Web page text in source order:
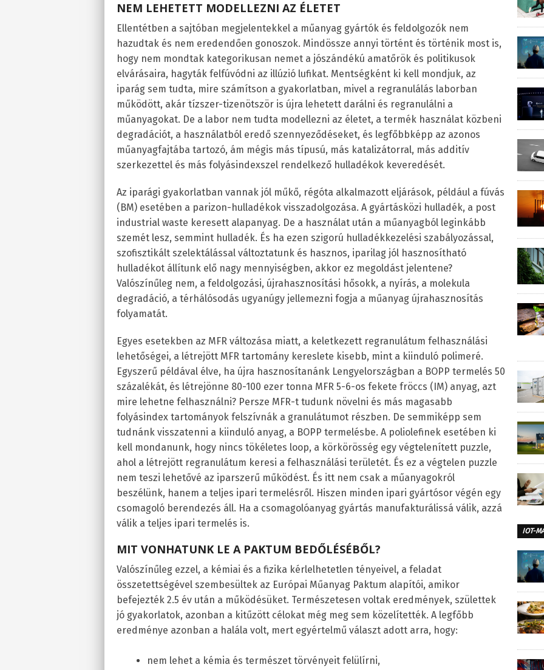
NEM LEHETETT MODELLEZNI AZ ÉLETET
Ellentétben a sajtóban megjelentekkel a műanyag gyártók és feldolgozók nem
hazudtak és nem eredendően gonoszok. Mindössze annyi történt és történik most is,
hogy nem mondtak kategorikusan nemet a jószándékú amatőrök és politikusok
elvárásaira, hagyták felfúvódni az illúzió lufikat. Mentségként ki kell mondjuk, az
iparág sem tudta, mire számítson a gyakorlatban, mivel a regranulálás laborban
működött, akár tízszer-tizenötször is újra lehetett darálni és regranulálni a
műanyagokat. De a labor nem tudta modellezni az életet, a termék használat közbeni
degradációt, a használatból eredő szennyeződéseket, és legfőbbképp az azonos
műanyagfajtába tartozó, ám mégis más típusú, más katalizátorral, más additív
szerkezettel és más folyásindexszel rendelkező hulladékok keveredését.
Az iparági gyakorlatban vannak jól műkő, régóta alkalmazott eljárások, például a fúvás
(BM) esetében a parizon-hulladékok visszadolgozása. A gyártásközi hulladék, a post
industrial waste keresett alapanyag. De a használat után a műanyagból leginkább
szemét lesz, semmint hulladék. És ha ezen szigorú hulladékkezelési szabályozással,
szofisztikált szelektálással változtatunk és hasznos, iparilag jól hasznosítható
hulladékot állítunk elő nagy mennyiségben, akkor ez megoldást jelentene?
Valószínűleg nem, a feldolgozási, újrahasznosítási hősokk, a nyírás, a molekula
degradáció, a térhálósodás ugyanúgy jellemezni fogja a műanyag újrahasznosítás
folyamatát.
Egyes esetekben az MFR változása miatt, a keletkezett regranulátum felhasználási
lehetőségei, a létrejött MFR tartomány kereslete kisebb, mint a kiinduló polimeré.
Egyszerű példával élve, ha újra hasznosítanánk Lengyelországban a BOPP termelés 50
százalékát, és létrejönne 80-100 ezer tonna MFR 5-6-os fekete fröccs (IM) anyag, azt
mire lehetne felhasználni? Persze MFR-t tudunk növelni és más magasabb
folyásindex tartományok felszívnák a granulátumot részben. De semmiképp sem
tudnánk visszatenni a kiinduló anyag, a BOPP termelésbe. A poliolefinek esetében ki
kell mondanunk, hogy nincs tökéletes loop, a körkörösség egy végtelenített puzzle,
ahol a létrejött regranulátum keresi a felhasználási területét. És ez a végtelen puzzle
nem teszi lehetővé az iparszerű működést. És itt nem csak a műanyagokról
beszélünk, hanem a teljes ipari termelésről. Hiszen minden ipari gyártósor végén egy
csomagoló berendezés áll. Ha a csomagolóanyag gyártás manufakturálissá válik, azzá
válik a teljes ipari termelés is.
MIT VONHATUNK LE A PAKTUM BEDŐLÉSÉBŐL?
Valószínűleg ezzel, a kémiai és a fizika kérlelhetetlen tényeivel, a feladat
összetettségével szembesültek az Európai Műanyag Paktum alapítói, amikor
befejezték 2.5 év után a működésüket. Természetesen voltak eredmények, születtek
jó gyakorlatok, azonban a kitűzött célokat még meg sem közelítették. A legfőbb
eredménye azonban a halála volt, mert egyértelmű választ adott arra, hogy:
nem lehet a kémia és természet törvényeit felülírni,
IOT-